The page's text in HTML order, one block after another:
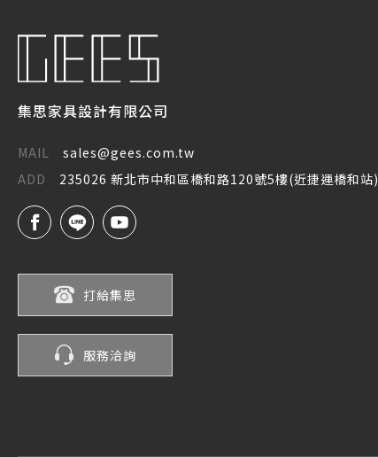
集思家具設計有限公司
MAIL
sales@gees.com.tw
ADD
235026 新北市中和區橋和路120號5樓(近捷運橋和站)
打給集思
服務洽詢